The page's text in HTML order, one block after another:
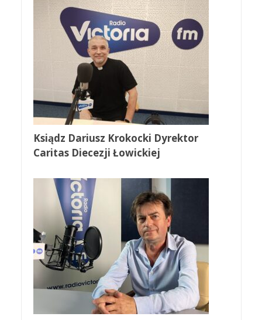
Ksiądz Dariusz Krokocki Dyrektor
Caritas Diecezji Łowickiej